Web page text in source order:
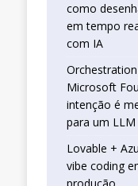
como
em tempo
com IA
Microsoft
intenção é
para um LLM
Lovable +
vibe coding